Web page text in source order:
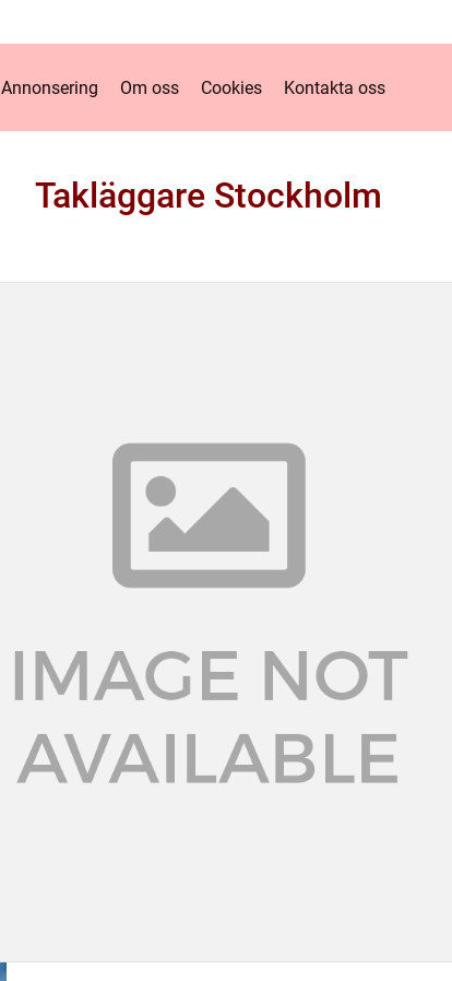
Annonsering Om oss Cookies Kontakta oss
Takläggare Stockholm